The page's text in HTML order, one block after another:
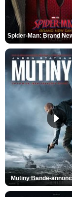
Mutiny Bande-